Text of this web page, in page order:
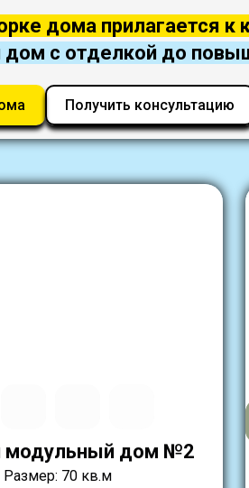
дома прилагается к
дом с отделкой до
Получить консультацию
модульный дом №2
Размер: 70 кв.м